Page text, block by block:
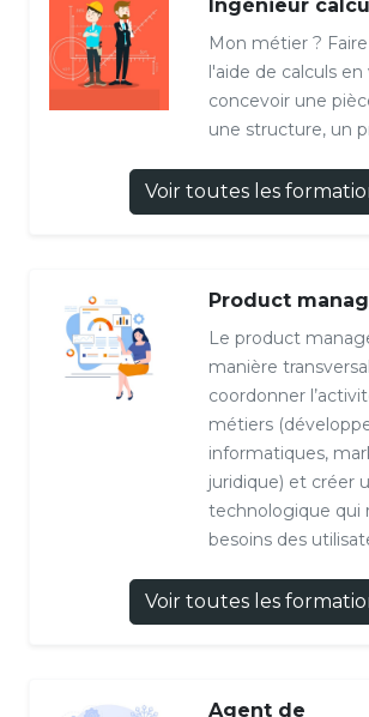
Ingénieur calcul
Mon métier ?
l'aide de calculs en
concevoir une
une structure, un
Voir toutes les
Product
Le product
manière
coordonner
métiers
informatiques,
juridique) et créer
technologique qui
besoins des
Voir toutes les
Agent de